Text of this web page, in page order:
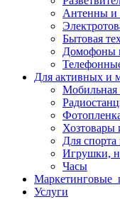
Антенны и
Бытовая
Домофоны
Для активных и
Мобильная
Хозтовары
Для спорта
Игрушки,
Часы
Услуги